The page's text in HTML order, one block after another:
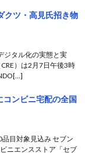
クツ・高見氏招き物
ジタル化の実態と実
）は2月7日午後3時
ンビニ宅配の全国
目対象見込み セブン
ニエンスストア「セブ